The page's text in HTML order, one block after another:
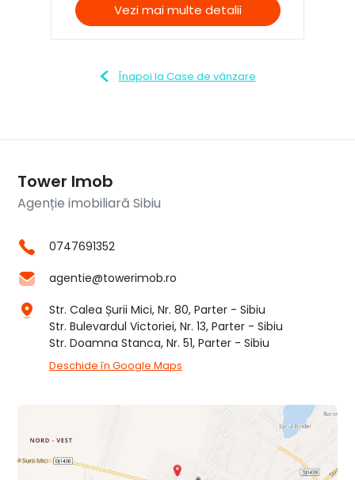
Vezi mai multe detalii
Înapoi la Case de vânzare
Tower Imob
Agenție imobiliară Sibiu
0747691352
agentie@towerimob.ro
Str. Calea Șurii Mici, Nr. 80, Parter - Sibiu
Str. Bulevardul Victoriei, Nr. 13, Parter - Sibiu
Str. Doamna Stanca, Nr. 51, Parter - Sibiu
Deschide în Google Maps